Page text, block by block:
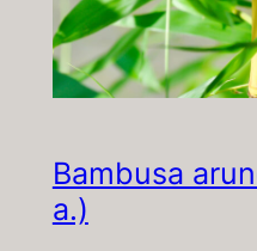
Bambusa
a.)